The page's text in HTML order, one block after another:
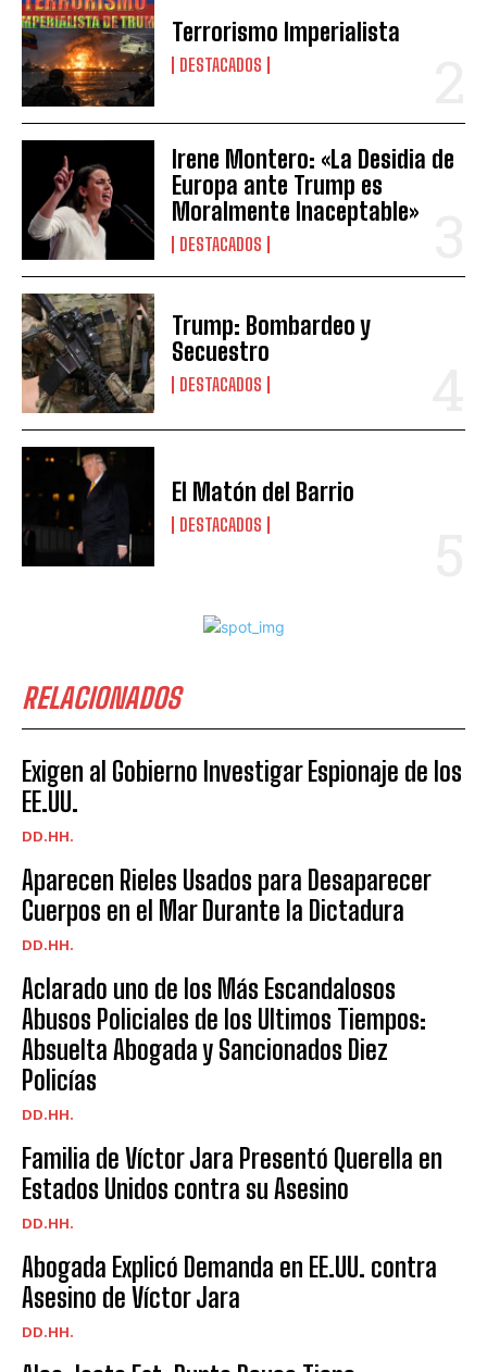
Terrorismo Imperialista
DESTACADOS
Irene Montero: «La Desidia de
Europa ante Trump es
Moralmente Inaceptable»
DESTACADOS
Trump: Bombardeo y
Secuestro
DESTACADOS
El Matón del Barrio
DESTACADOS
RELACIONADOS
Exigen al Gobierno Investigar Espionaje de los
EE.UU.
DD.HH.
Aparecen Rieles Usados para Desaparecer
Cuerpos en el Mar Durante la Dictadura
DD.HH.
Aclarado uno de los Más Escandalosos
Abusos Policiales de los Ultimos Tiempos:
Absuelta Abogada y Sancionados Diez
Policías
DD.HH.
Familia de Víctor Jara Presentó Querella en
Estados Unidos contra su Asesino
DD.HH.
Abogada Explicó Demanda en EE.UU. contra
Asesino de Víctor Jara
DD.HH.